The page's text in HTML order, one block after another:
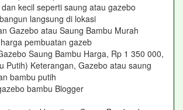
kecil seperti saung atau gazebo
langsung di lokasi
Gazebo atau Saung Bambu Murah
pembuatan gazeb
Saung Bambu Harga, Rp 1 350 000,
Putih) Keterangan, Gazebo atau saung
bambu putih
bambu Blogger